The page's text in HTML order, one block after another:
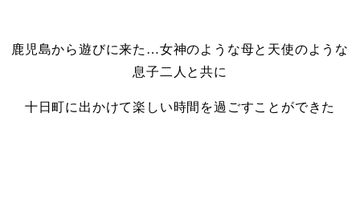
鹿児島から遊びに来た…女神のような母と天使のような
息子二人と共に
十日町に出かけて楽しい時間を過ごすことができた